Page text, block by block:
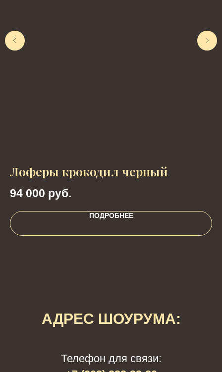
Лоферы крокодил черный
94 000 руб.
ПОДРОБНЕЕ
АДРЕС ШОУРУМА:
Телефон для связи: